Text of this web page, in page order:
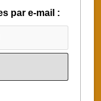
par e-mail :